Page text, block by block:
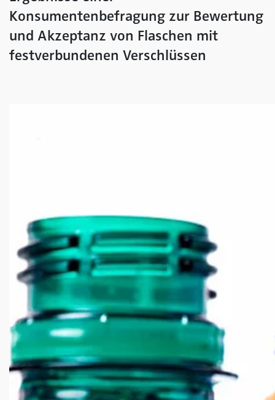
Konsumentenbefragung zur Bewertung
und Akzeptanz von Flaschen mit
festverbundenen Verschlüssen